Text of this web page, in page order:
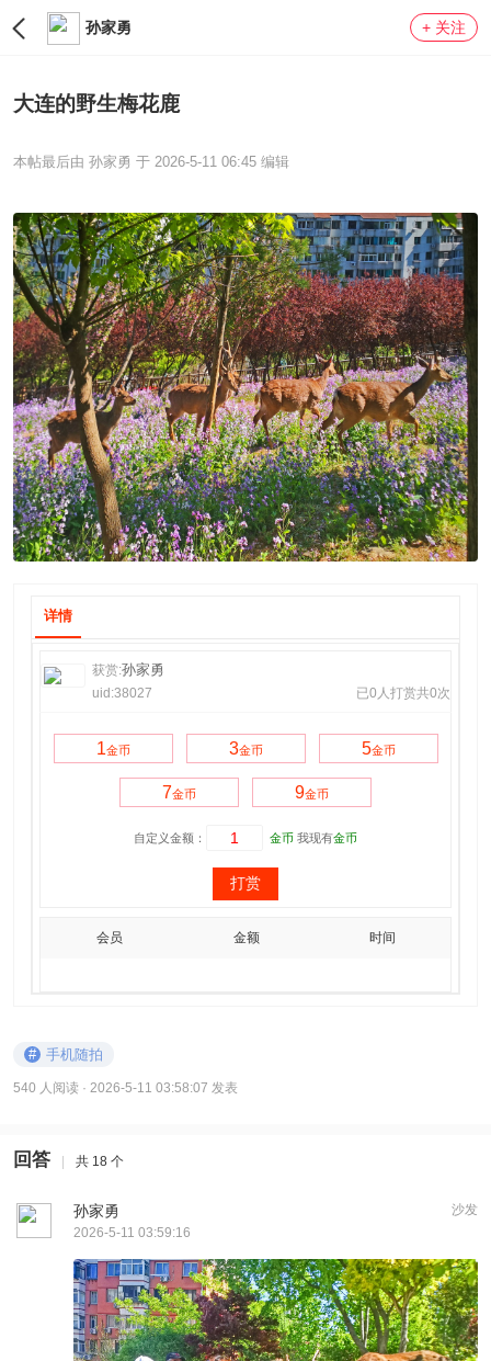
孙家勇 + 关注
大连的野生梅花鹿
本帖最后由 孙家勇 于 2026-5-11 06:45 编辑
详情
获赏:孙家勇
已0人打赏共0次
uid:38027
1金币 3金币 5金币
7金币 9金币
自定义金额： 金币 我现有金币
打赏
会员 金额 时间
# 手机随拍
540 人阅读 · 2026-5-11 03:58:07 发表
回答 共 18 个
沙发
孙家勇
2026-5-11 03:59:16